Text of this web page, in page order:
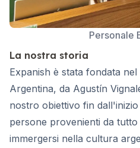
Personale
La nostra storia
Expanish è stata fondata
Argentina, da Agustín
nostro obiettivo fin
persone provenienti da
immergersi nella cultura